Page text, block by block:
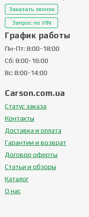
Заказать звонок
Запрос по VIN
График работы
Пн-Пт: 8:00-18:00
Сб: 8:00-16:00
Вс: 8:00-14:00
Carson.com.ua
Статус заказа
Контакты
Доставка и оплата
Гарантии и возврат
Договор оферты
Статьи и обзоры
Каталог
О нас